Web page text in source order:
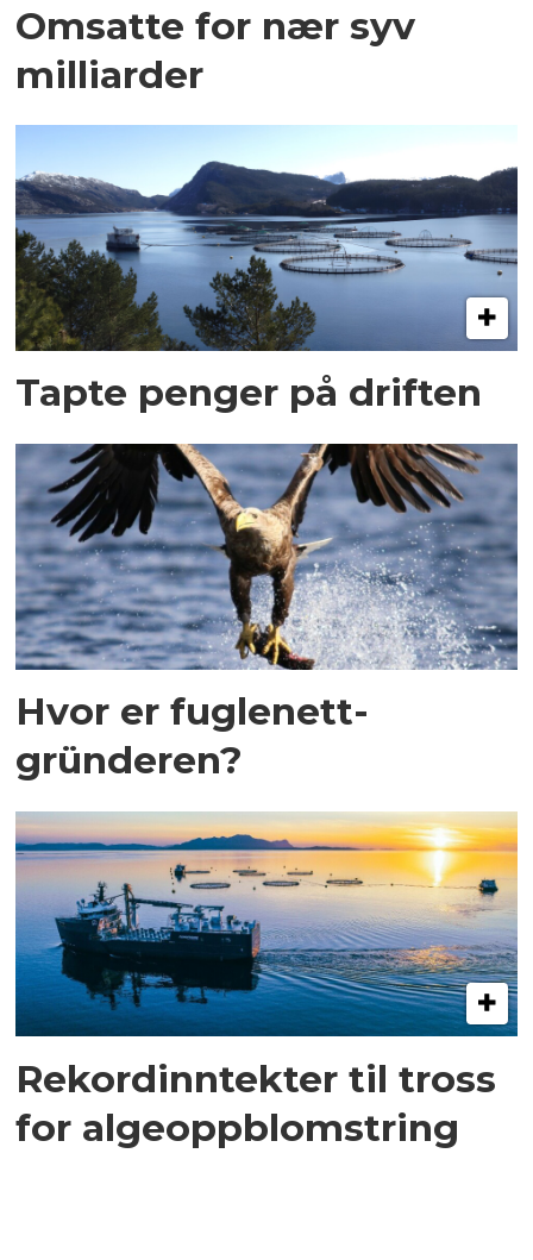
Omsatte for nær syv
milliarder
Tapte penger på driften
Hvor er fuglenett-
gründeren?
Rekordinntekter til tross
for algeoppblomstring